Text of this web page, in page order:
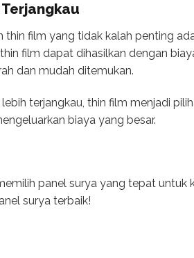
thin film yang tidak kalah penting
film dapat dihasilkan dengan
dan mudah ditemukan.
terjangkau, thin film menjadi
biaya yang besar.
panel surya yang tepat
surya terbaik!